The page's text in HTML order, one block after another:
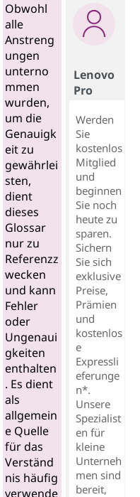
Obwohl
alle
Anstreng
ungen
unterno
mmen
wurden,
um die
Genauigk
eit zu
gewährlei
sten,
dient
dieses
Glossar
nur zu
Referenzz
wecken
und kann
Fehler
oder
Ungenaui
gkeiten
enthalten
. Es dient
als
allgemein
e Quelle
für das
Verständ
nis häufig
verwende
Lenovo
Pro
Werden
Sie
kostenlos
Mitglied
und
beginnen
Sie noch
heute zu
sparen.
Sichern
Sie sich
exklusive
Preise,
Prämien
und
kostenlos
e
Expressli
eferunge
n*.
Unsere
Spezialist
en für
kleine
Unterneh
men sind
bereit,